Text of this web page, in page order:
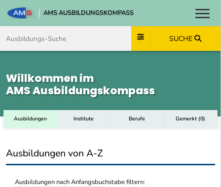
AMS AUSBILDUNGSKOMPASS
SUCHE
Willkommen im
AMS Ausbildungskompass
Ausbildungen Institute Berufe Gemerkt (0)
Ausbildungen von A-Z
Ausbildungen nach Anfangsbuchstabe filtern: